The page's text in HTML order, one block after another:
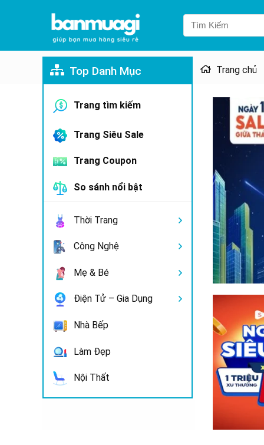
Top Danh Mục
Trang tìm kiếm
Trang Siêu Sale
Trang Coupon
So sánh nổi bật
Thời Trang
Công Nghệ
Mẹ & Bé
Điện Tử – Gia Dụng
Nhà Bếp
Làm Đẹp
Nội Thất
Trang chủ